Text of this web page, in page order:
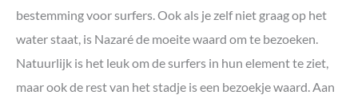
bestemming voor surfers. Ook als je zelf niet graag op het
water staat, is Nazaré de moeite waard om te bezoeken.
Natuurlijk is het leuk om de surfers in hun element te ziet,
maar ook de rest van het stadje is een bezoekje waard. Aan